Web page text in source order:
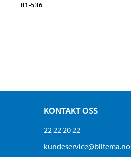
81-536
KONTAKT OSS
22 22 20 22
kundeservice@biltema.no